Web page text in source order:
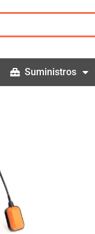
Suministros